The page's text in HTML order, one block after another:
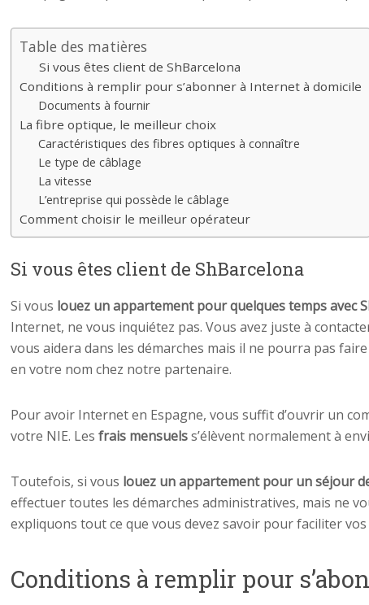
Table des matières
Si vous êtes client de ShBarcelona
Conditions à remplir pour s’abonner à Internet à domicile
Documents à fournir
La fibre optique, le meilleur choix
Caractéristiques des fibres optiques à connaître
Le type de câblage
La vitesse
L’entreprise qui possède le câblage
Comment choisir le meilleur opérateur
Si vous êtes client de ShBarcelona
Si vous louez un appartement pour quelques temps avec
Internet, ne vous inquiétez pas. Vous avez juste à
vous aidera dans les démarches mais il ne pourra pas
en votre nom chez notre partenaire.
Pour avoir Internet en Espagne, vous suffit d’ouvrir un
votre NIE. Les frais mensuelss’élèvent normalement à
Toutefois, si vous louez un appartement pour un séjour
effectuer toutes les démarches administratives, mais ne
expliquons tout ce que vous devez savoir pour faciliter vos
Conditions à remplir pour